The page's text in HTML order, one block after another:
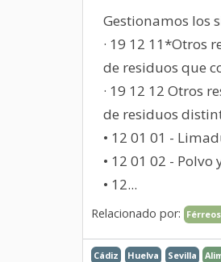
Gestionamos los
· 19 12 11*Otros
de residuos que
· 19 12 12 Otros
de residuos
• 12 01 01 -
• 12 01 02 -
• 12...
Relacionado por:
Cádiz Huelva Sevilla